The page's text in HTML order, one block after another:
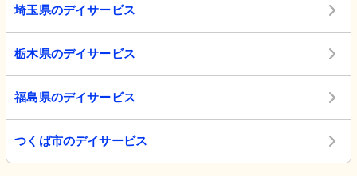
埼玉県のデイサービス
栃木県のデイサービス
福島県のデイサービス
つくば市のデイサービス